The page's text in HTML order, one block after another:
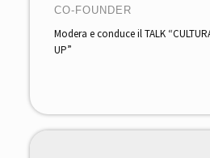
CO-FOUNDER
Modera e conduce il TALK
UP”